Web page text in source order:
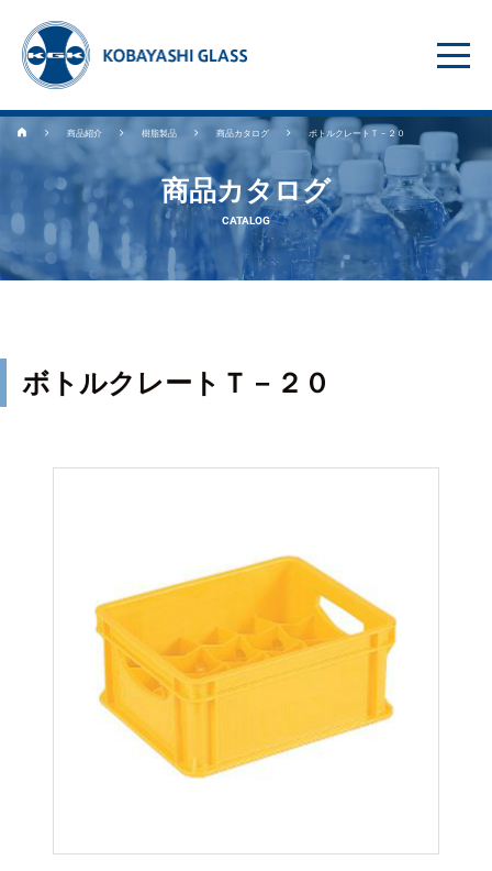
商品紹介 樹脂製品 商品カタログ ボトルクレートＴ－２０
商品カタログ
CATALOG
ボトルクレートＴ－２０